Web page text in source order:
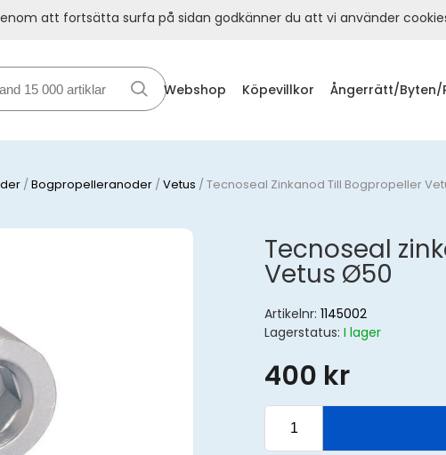
Webshop Köpevillkor Ångerrätt/Byten/
/Bogpropelleranoder /Vetus /Tecnoseal Zinkanod Till Bogpropeller
Tecnoseal
Vetus Ø50
Artikelnr: 1145002
Lagerstatus: I lager
400 kr
att fortsätta surfa på sidan godkänner du att vi använder